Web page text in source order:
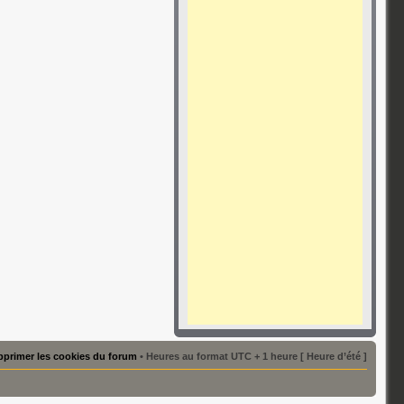
les cookies du forum • Heures au format UTC + 1 heure [ Heure d’été ]